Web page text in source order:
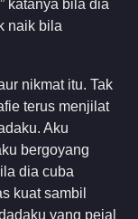
katanya bila dia
naik bila
nikmat itu. Tak
terus menjilat
Aku
bergoyang
dia cuba
kuat sambil
yang pejal